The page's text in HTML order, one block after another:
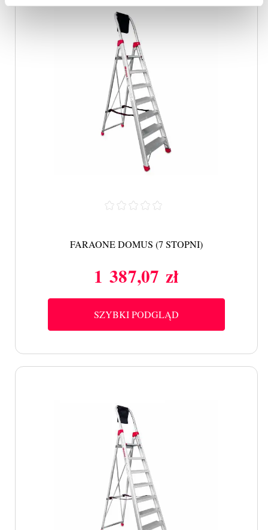
FARAONE DOMUS (7 STOPNI)
Cena
1 387,07 zł
SZYBKI PODGLĄD